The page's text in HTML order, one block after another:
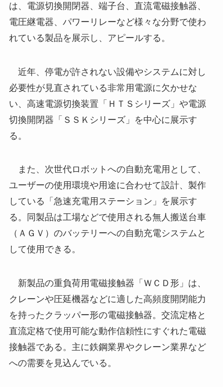
は、電源切換開閉器、端子台、直流電磁接触器、
電圧継電器、パワーリレーなど様々な分野で使わ
れている製品を展示し、アピールする。
近年、停電が許されない設備やシステムに対し
必要性が見直されている非常用電源に欠かせな
い、高速電源切換装置「ＨＴＳシリーズ」や電源
切換開閉器「ＳＳＫシリーズ」を中心に展示す
る。
また、次世代ロボットへの自動充電用として、
ユーザーの使用環境や用途に合わせて設計、製作
している「急速充電用ステーション」を展示す
る。同製品は工場などで使用される無人搬送台車
（ＡＧＶ）のバッテリーへの自動充電システムと
して使用できる。
新製品の重負荷用電磁接触器「ＷＣＤ形」は、
クレーンや圧延機器などに適した高頻度開閉能力
を持ったクラッパー形の電磁接触器。交流定格と
直流定格で使用可能な動作信頼性にすぐれた電磁
接触器である。主に鉄鋼業界やクレーン業界など
への需要を見込んでいる。